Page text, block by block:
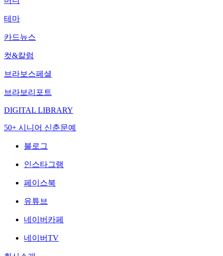
테마
카드뉴스
컷&칼럼
브라보스페셜
브라보리포트
DIGITAL LIBRARY
50+ 시니어 신춘문예
블로그
인스타그램
페이스북
유튜브
네이버카페
네이버TV